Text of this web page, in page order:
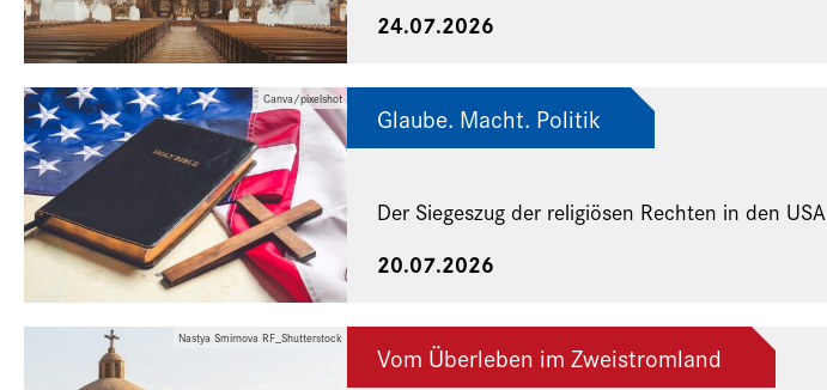
24.07.2026
Canva/pixelshot
Glaube. Macht. Politik
Der Siegeszug der religiösen Rechten in den USA
20.07.2026
Nastya Smirnova RF_Shutterstock
Vom Überleben im Zweistromland